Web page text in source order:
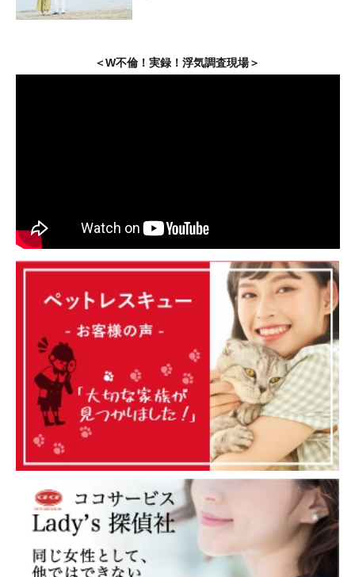
＜W不倫！実録！浮気調査現場＞